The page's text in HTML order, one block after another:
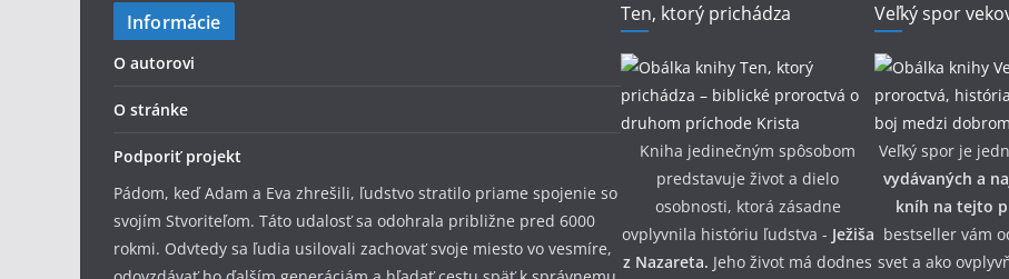
Informácie
O autorovi
O stránke
Podporiť projekt
Pádom, keď Adam a Eva zhrešili, ľudstvo stratilo priame spojenie so
svojím Stvoriteľom. Táto udalosť sa odohrala približne pred 6000
rokmi. Odvtedy sa ľudia usilovali zachovať svoje miesto vo vesmíre,
Ten, ktorý prichádza
Kniha jedinečným spôsobom
predstavuje život a dielo
osobnosti, ktorá zásadne
ovplyvnila históriu ľudstva - Ježiša
z Nazareta. Jeho život má dodnes
Veľký spor
Veľký spor je
vydávaných a
kníh na tejto
bestseller vám
svet a ako